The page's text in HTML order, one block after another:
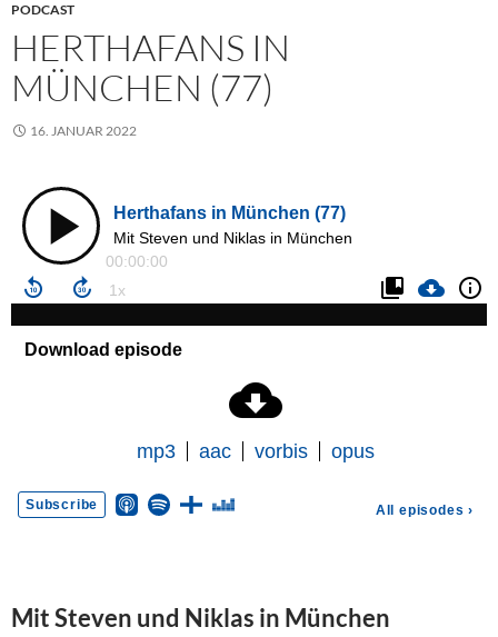
PODCAST
HERTHAFANS IN
MÜNCHEN (77)
16. JANUAR 2022
Mit Steven und Niklas in München